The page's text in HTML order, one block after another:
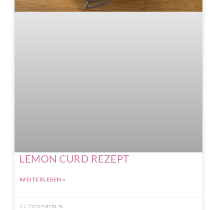
LEMON CURD REZEPT
WEITERLESEN »
11 Kommentare